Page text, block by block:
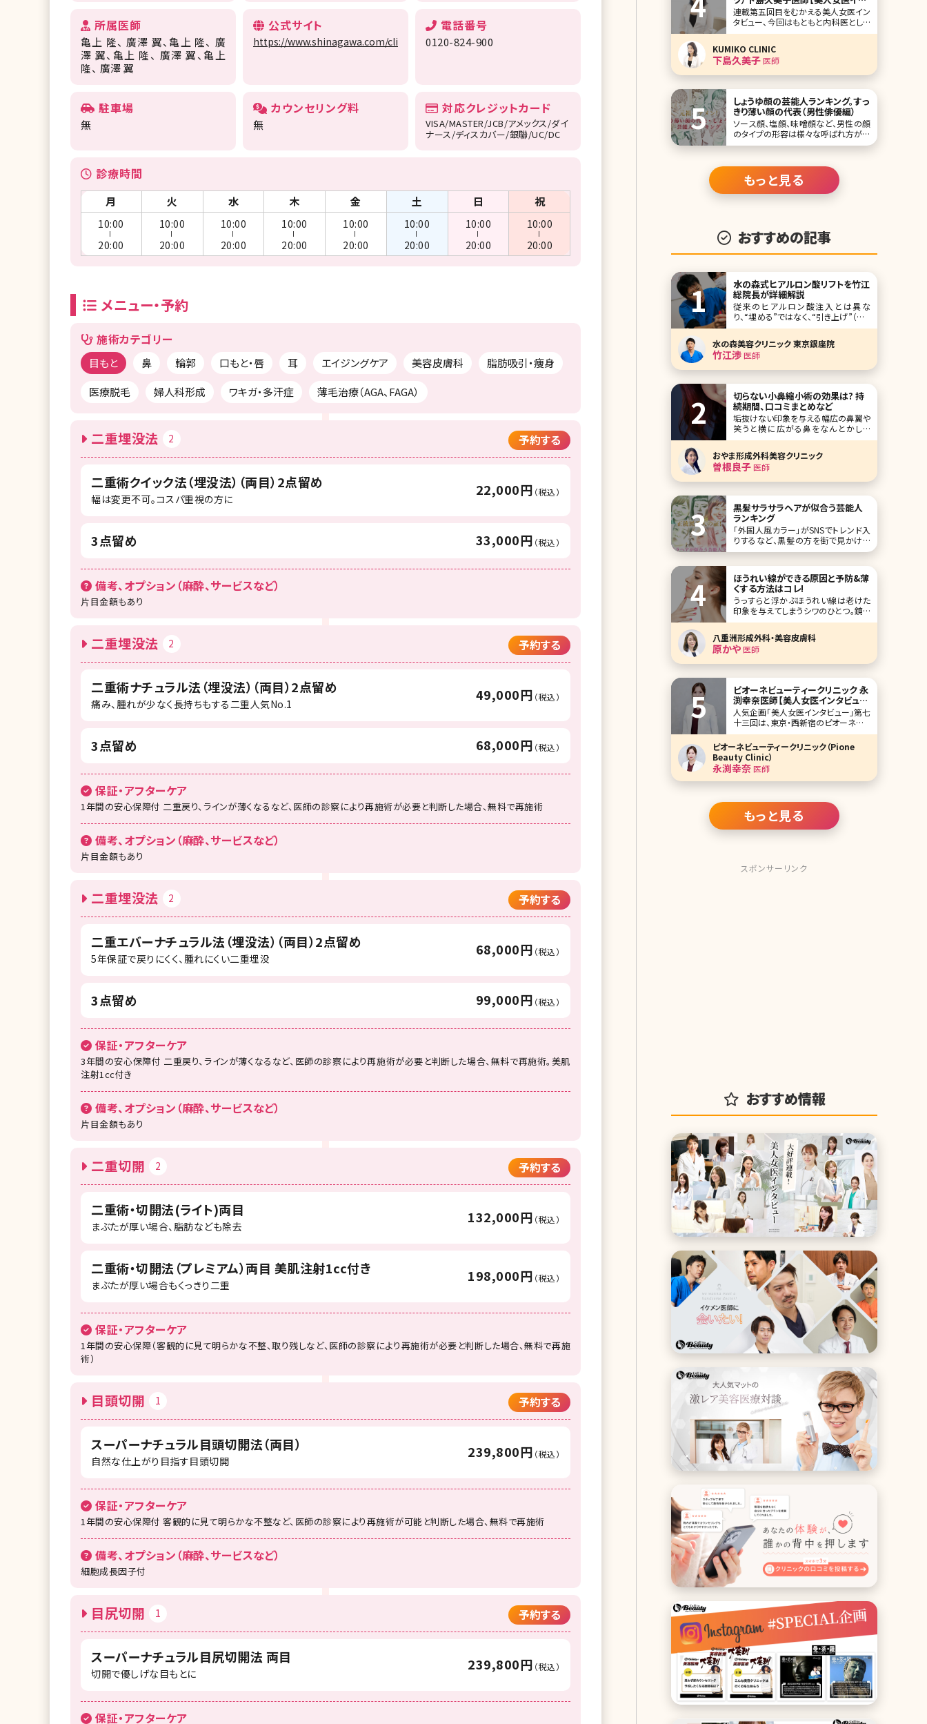
所属医師
亀上 隆 廣澤 翼 亀上 隆
廣
澤 翼
亀上 隆 廣澤 翼
亀上
隆
廣澤 翼
公式サイト
https://www.shinagawa.com/clinic_ikebukuro/
電話番号
0120-824-900
駐車場
無
カウンセリング料
無
対応クレジットカード
VISA/MASTER/JCB/アメックス/ダイ
ナース/ディスカバー/銀聯/UC/DC
診療時間
月 火 水 木 金 土 日 祝
10:00
20:00
10:00
20:00
10:00
20:00
10:00
20:00
10:00
20:00
10:00
20:00
10:00
20:00
10:00
20:00
メニュー・予約
施術カテゴリー
目もと 鼻 輪郭 口もと・唇 耳 エイジングケア 美容皮膚科
脂肪吸引・痩身
医療脱毛
婦人科形成 ワキガ・多汗症 薄毛治療（AGA、FAGA）
二重埋没法 2 予約する
二重術クイック法（埋没法）（両目）2点留め
幅は変更不可。コスパ重視の方に
22,000円 （税込）
3点留め 33,000円 （税込）
備考、オプション（麻酔、サービスなど）
片目金額もあり
二重埋没法 2 予約する
二重術ナチュラル法（埋没法）（両目）2点留め
痛み、腫れが少なく長持ちもする二重人気No.1
49,000円 （税込）
3点留め 68,000円 （税込）
保証・アフターケア
1年間の安心保障付 二重戻り、ラインが薄くなるなど、医師の診察により再施術が必要と判断した場合、無料で再施術
備考、オプション（麻酔、サービスなど）
片目金額もあり
二重埋没法 2 予約する
二重エバーナチュラル法（埋没法）（両目）2点留め
5年保証で戻りにくく、腫れにくい二重埋没
68,000円 （税込）
3点留め 99,000円 （税込）
保証・アフターケア
3年間の安心保障付 二重戻り、ラインが薄くなるなど、医師の診察により再施術が必要と判断した場合、無料で再施術。美肌
注射1cc付き
備考、オプション（麻酔、サービスなど）
片目金額もあり
二重切開 2 予約する
二重術・切開法(ライト)両目
まぶたが厚い場合、脂肪なども除去
132,000円 （税込）
二重術・切開法（プレミアム）両目 美肌注射1cc付き
まぶたが厚い場合もくっきり二重
198,000円 （税込）
保証・アフターケア
1年間の安心保障（客観的に見て明らかな不整、取り残しなど、医師の診察により再施術が必要と判断した場合、無料で再施
術）
目頭切開 1 予約する
スーパーナチュラル目頭切開法（両目）
自然な仕上がり目指す目頭切開
239,800円 （税込）
保証・アフターケア
1年間の安心保障付 客観的に見て明らかな不整など、医師の診察により再施術が可能と判断した場合、無料で再施術
備考、オプション（麻酔、サービスなど）
細胞成長因子付
目尻切開 1 予約する
スーパーナチュラル目尻切開法 両目
切開で優しげな目もとに
239,800円 （税込）
保証・アフターケア
タビュー第五回】
連載第五回目をむかえる美人女医イン
タビュー、今回はもともと内科医として
多くの病院で勤務後、美容皮膚科医に
皮膚科・医療痩身をメインとする
KUMIKO CLINIC（クミコクリニック）を
開設された、院長の下島久美子先生で
KUMIKO CLINIC
下島久美子医師
しょうゆ顔の芸能人ランキング。すっ
きり薄い顔の代表（男性俳優編）
ソース顔、塩顔、味噌顔など、男性の顔
のタイプの形容は様々な呼ばれ方があ
りますが、一番日本人らしい顔立ちと言
て、バブル期に流行語大賞まで受賞し
たこともあるしょうゆ顔は、すっきりして
いて、薄い顔が特徴。 ファッションも、派
手ではなく地味ではなく、ナチュラルな
もっと見る
おすすめの記事
水の森式ヒアルロン酸リフトを竹江
総院長が詳細解説
従来のヒアルロン酸注入とは異な
り、“埋める”ではなく、“引き上げ”（リフ
トアップ）の概念で施術を行うヒアルロ
ン酸リフト。現在テレビや雑誌でも取り
上げられ、注目されています。水の森美
容外科総院長の竹江先生にヒアルロ
ン酸リフトについて、他のエイジング治
く解説していただ
水の森美容クリニック 東京銀座院
竹江渉医師
切らない小鼻縮小術の効果は? 持
続期間、口コミまとめなど
垢抜けない印象を与える幅広の鼻翼や
笑うと横に広がる鼻をなんとかした
い……。こんな悩みを持っている方は意
外に多いのではないでしょうか。鼻は眼
や口元と違ってメイクで見せ方を変え
ることがほとんどできないパーツ。それ
だけに本格的に鼻の印象を変えようと
おやま形成外科美容クリニック
曽根良子医師
黒髪サラサラヘアが似合う芸能人
ランキング
「外国人風カラー」がSNSでトレンド入
りするなど、黒髪の方を街で見かける
ことは少なくなってきています。ですが、
験があるのではないでしょうか。 一度
はなってみたいと思わせる“黒髪が似
合う芸能人”を、ランキング形式で10人
ご紹介していきます。 第1位仲間由紀恵
ほうれい線ができる原因と予防&薄
くする方法はコレ!
うっすらと浮かぶほうれい線は老けた
印象を与えてしまうシワのひとつ。鏡を
覗いていてハッとした経験をお持ちの
方もいるのではないでしょうか。一度で
きてしまったほうれい線を消すのは簡
単ではありませんが、不可能とも言え
ません。ここでは気になるほうれい線を
八重洲形成外科・美容皮膚科
原かや医師
ピオーネビューティークリニック 永
渕幸奈医師【美人女医インタビュー
第七十三回】
人気企画「美人女医インタビュー」第七
十三回は、東京・西新宿のピオーネビュ
ーティークリニック（Pione Beauty
Clinic）の永渕幸奈（ながふち みゆな）
先生です。 ピオーネビューティークリニ
ック（山本晃義院長）は、お顔のたるみ
やシワなどのエイジングケア、美容皮
膚科メニューを中心に、目
ピオーネビューティークリニック（Pione
Beauty Clinic）
永渕幸奈医師
もっと見る
スポンサーリンク
おすすめ情報